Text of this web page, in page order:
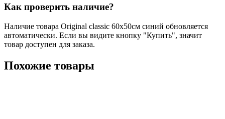
Как проверить наличие?
Наличие товара Original classic 60x50см синий обновляется
автоматически. Если вы видите кнопку "Купить", значит
товар доступен для заказа.
Похожие товары